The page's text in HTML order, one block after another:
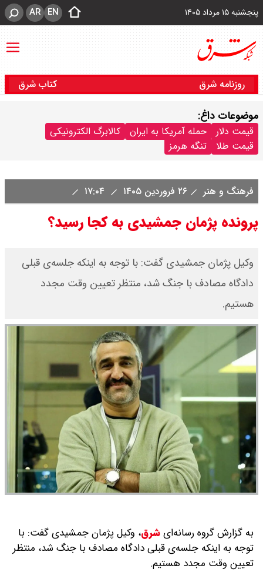
پنجشنبه ۱۵ مرداد ۱۴۰۵ EN
AR
روزنامه شرق کتاب شرق
موضوعات داغ:
قیمت دلار حمله آمریکا به ایران
کالابرگ الکترونیکی
قیمت طلا
تنگه هرمز
فرهنگ و هنر ۲۶ فروردین ۱۴۰۵
پرونده پژمان جمشیدی به کجا رسید؟
وکیل پژمان جمشیدی گفت: با توجه به اینکه جلسه‌ی قبلی
دادگاه مصادف با جنگ شد، منتظر تعیین وقت مجدد
هستیم.
به گزارش گروه رسانه‌ایشرق، وکیل پژمان جمشیدی گفت: با
توجه به اینکه جلسه‌ی قبلی دادگاه مصادف با جنگ شد، منتظر
تعیین وقت مجدد هستیم.